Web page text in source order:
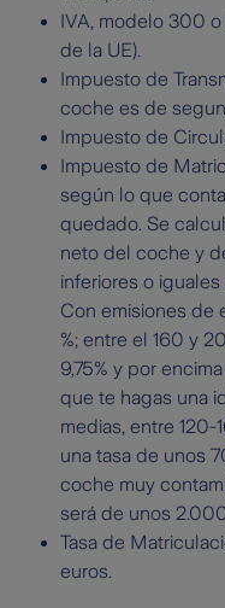
IVA, modelo 300
de la UE).
Impuesto de
coche es de
Impuesto de
Impuesto de
según lo que
quedado. Se
neto del coche y
inferiores o
Con emisiones de
%; entre el 160 y
9,75% y por
que te hagas una
medias, entre
una tasa de unos
coche muy
será de unos
Tasa de
euros.